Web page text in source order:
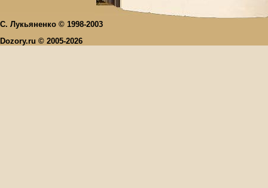
С. Лукьяненко © 1998-2003
Dozory.ru © 2005-2026